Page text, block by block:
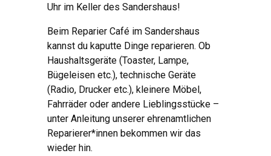
Uhr im Keller des Sandershaus!
Beim Reparier Café im Sandershaus
kannst du kaputte Dinge reparieren. Ob
Haushaltsgeräte (Toaster, Lampe,
Bügeleisen etc.), technische Geräte
(Radio, Drucker etc.), kleinere Möbel,
Fahrräder oder andere Lieblingsstücke –
unter Anleitung unserer ehrenamtlichen
Reparierer*innen bekommen wir das
wieder hin.